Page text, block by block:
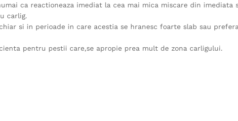
ca reactioneaza imediat la cea mai mica miscare din imediata
carlig.
si in perioade in care acestia se hranesc foarte slab sau
pentru pestii care,se apropie prea mult de zona carligului.